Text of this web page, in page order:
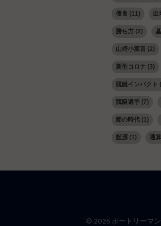
優良 (11) 出
勝ち方 (2)
山崎小葉音 (2)
新型コロナ (3)
競艇インパクト
競艇選手 (7)
船の時代 (1)
起源 (1) 通
© 2026 ボートリーマ